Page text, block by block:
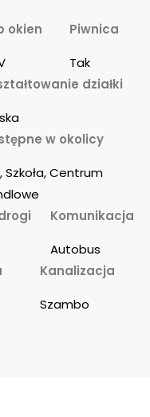
okien
Piwnica
Tak
działki
w okolicy
Szkoła, Centrum
Komunikacja
Autobus
Kanalizacja
Szambo